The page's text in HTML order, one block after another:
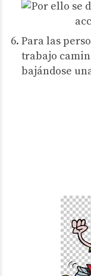
Para las
trabajo
bajándose